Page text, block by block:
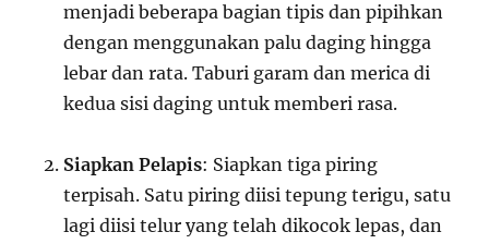
menjadi beberapa bagian tipis dan pipihkan
dengan menggunakan palu daging hingga
lebar dan rata. Taburi garam dan merica di
kedua sisi daging untuk memberi rasa.
Siapkan Pelapis: Siapkan tiga piring
terpisah. Satu piring diisi tepung terigu, satu
lagi diisi telur yang telah dikocok lepas, dan